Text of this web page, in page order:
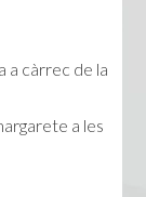
a càrrec de la
a les